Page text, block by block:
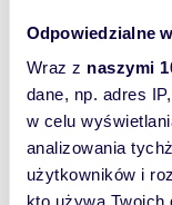
Odpowiedzialne
Wraz z naszymi
dane, np. adres
w celu
analizowania
użytkowników i
kto używa Twoich